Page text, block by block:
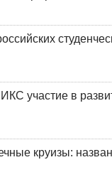
участие в
круизы: